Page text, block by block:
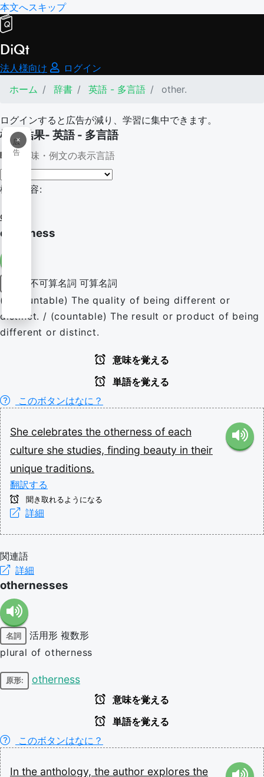
本文へスキップ
DiQt
法人様向け
ログイン
ホーム
辞書 英語 - 多言語 other.
ログインすると広告が減り、学習に集中できます。
×
広
告
検索結果- 英語 - 多言語
意味・例文の表示言語
検索内容:
other.
otherness
不可算名詞 可算名詞
(uncountable) The quality of being different or
distinct. / (countable) The result or product of being
different or distinct.
意味を覚える
単語を覚える
このボタンはなに？
She celebrates the otherness of each
culture she studies, finding beauty in their
unique traditions.
翻訳する
聞き取れるようになる
詳細
関連語
詳細
othernesses
名詞 活用形 複数形
plural of otherness
原形: otherness
意味を覚える
単語を覚える
このボタンはなに？
In the anthology, the author explores the